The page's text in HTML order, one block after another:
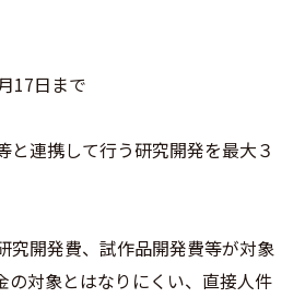
17日まで
と連携して行う研究開発を最大３
開発費、試作品開発費等が対象
の対象とはなりにくい、直接人件